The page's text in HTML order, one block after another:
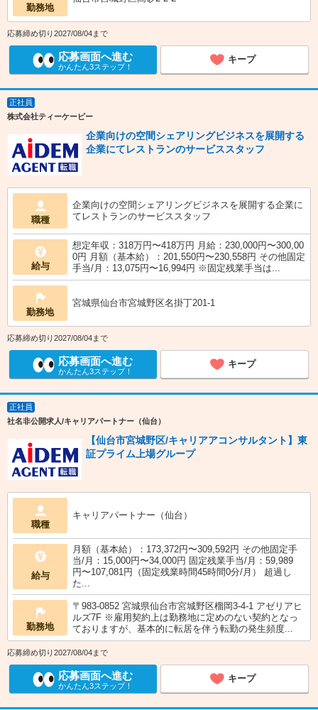
勤務地
応募締め切り2027/08/04まで
応募画面へ進む
かんたん3ステップ！
キープ
正社員
株式会社ティーケーピー
企業向けの空間シェアリングビジネスを展開する
企業にてレストランのサービススタッフ
職種
企業向けの空間シェアリングビジネスを展開する企業に
てレストランのサービススタッフ
給与
想定年収：318万円〜418万円 月給：230,000円〜300,00
0円 月額（基本給）：201,550円〜230,558円 その他固定
手当/月：13,075円〜16,994円 ※固定残業手当は...
勤務地
宮城県仙台市宮城野区名掛丁201-1
応募締め切り2027/08/04まで
応募画面へ進む
かんたん3ステップ！
キープ
正社員
社名非公開求人/キャリアパートナー（仙台）
【仙台市宮城野区/キャリアアコンサルタント】東
証プライム上場グループ
職種
キャリアパートナー（仙台）
給与
月額（基本給）：173,372円〜309,592円 その他固定手
当/月：15,000円〜34,000円 固定残業手当/月：59,989
円〜107,081円（固定残業時間45時間0分/月） 超過し
た...
勤務地
〒983-0852 宮城県仙台市宮城野区榴岡3-4-1 アゼリアヒ
ルズ7F ※雇用契約上は勤務地に定めのない契約となっ
ておりますが、基本的に転居を伴う転勤の発生頻度...
応募締め切り2027/08/04まで
応募画面へ進む
かんたん3ステップ！
キープ